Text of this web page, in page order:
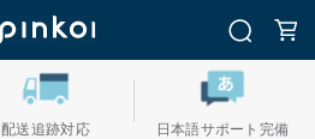
配送追跡対応 日本語サポート完備